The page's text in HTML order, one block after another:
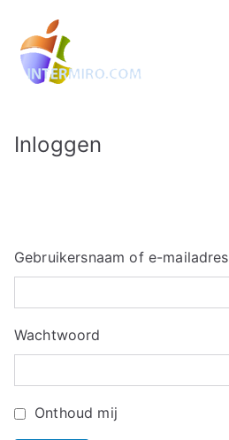
Inloggen
Gebruikersnaam of e-mailadres
Wachtwoord
Onthoud mij